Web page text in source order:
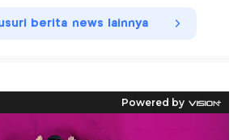
berita news lainnya